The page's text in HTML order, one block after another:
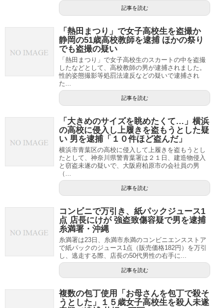
記事を読む
「熱田まつり」で女子高校生を盗撮か
静岡の51歳高校教師を逮捕 ほかの祭り
でも盗撮の疑い
「熱田まつり」で女子高校生のスカートの中を盗撮
したなどとして、高校教師の男が逮捕されました。
性的姿態撮影等処罰法違反などの疑いで逮捕され
た...
記事を読む
「大きめのサイズを眺めたくて…」横浜
の高校に侵入し上履きを盗もうとした疑
い 男を逮捕「１０件ほど盗んだ」
横浜市青葉区の高校に侵入して上履きを盗もうとし
たとして、神奈川県警青葉署は２１日、建造物侵入
と窃盗未遂の疑いで、大阪府柏原市の会社員の男
（...
記事を読む
コンビニで万引き、紙パックジュース1
点 店長にけが 強盗致傷容疑で男を逮捕
糸満署・沖縄
糸満署は23日、糸満市糸満のコンビニエンスストア
で紙パックのジュース1点（販売価格182円）を万引
し、逃走する際、店長の50代男性の右手に...
記事を読む
複数の包丁使用「お母さんを包丁で殺そ
うとした」１５歳女子高校生を殺人未遂